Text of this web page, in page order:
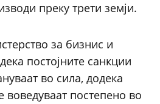
преку трети земји.
за бизнис и
постојните санкции
во сила, додека
воведуваат постепено во